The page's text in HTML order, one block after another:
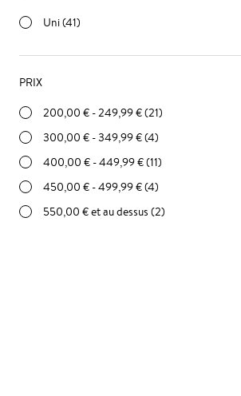
Uni (41)
PRIX
200,00 € -249,99 €(21)
300,00 € -349,99 €(4)
400,00 € -449,99 €(11)
450,00 € -499,99 €(4)
550,00 €et au dessus (2)